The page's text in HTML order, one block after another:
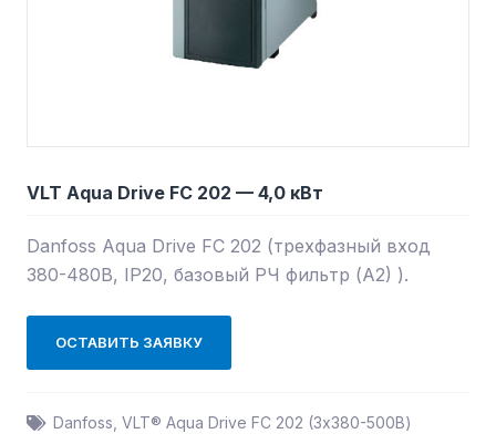
VLT Aqua Drive FC 202 — 4,0 кВт
Danfoss Aqua Drive FC 202 (трехфазный вход
380-480В, IP20, базовый РЧ фильтр (А2) ).
ОСТАВИТЬ ЗАЯВКУ
Danfoss VLT® Aqua Drive FC 202 (3х380-500В)